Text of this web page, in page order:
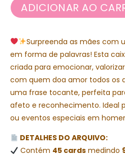
ADICIONAR AO
Surpreenda as mães com
em forma de palavras! Esta
criada para emocionar,
com quem doa amor todos os
uma frase tocante, perfeita
afeto e reconhecimento. Ideal
ou eventos especiais em
DETALHES DO ARQUIVO:
Contém 45 cardsmedindo